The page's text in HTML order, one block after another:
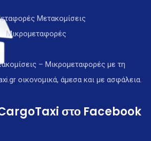
– Μικρομεταφορές με τη
οικονομικά, άμεσα και με ασφάλεια.
στο Facebook